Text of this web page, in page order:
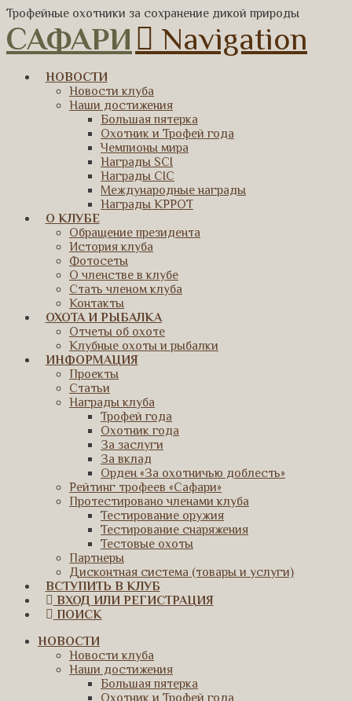
Трофейные охотники за сохранение дикой природы
САФАРИ Navigation
НОВОСТИ
Новости клуба
Наши достижения
Большая пятерка
Охотник и Трофей года
Чемпионы мира
Награды SCI
Награды CIC
Международные награды
Награды КРРОТ
О КЛУБЕ
Обращение президента
История клуба
Фотосеты
О членстве в клубе
Стать членом клуба
Контакты
ОХОТА И РЫБАЛКА
Отчеты об охоте
Клубные охоты и рыбалки
ИНФОРМАЦИЯ
Проекты
Статьи
Награды клуба
Трофей года
Охотник года
За заслуги
За вклад
Орден «За охотничью доблесть»
Рейтинг трофеев «Сафари»
Протестировано членами клуба
Тестирование оружия
Тестирование снаряжения
Тестовые охоты
Партнеры
Дисконтная система (товары и услуги)
ВСТУПИТЬ В КЛУБ
ВХОД ИЛИ РЕГИСТРАЦИЯ
ПОИСК
НОВОСТИ
Новости клуба
Наши достижения
Большая пятерка
Охотник и Трофей года